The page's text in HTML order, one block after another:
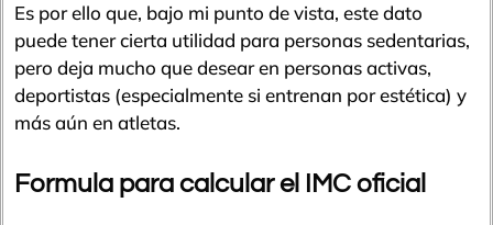
Es por ello que, bajo mi punto de vista, este dato
puede tener cierta utilidad para personas sedentarias,
pero deja mucho que desear en personas activas,
deportistas (especialmente si entrenan por estética) y
más aún en atletas.
Formula para calcular el IMC oficial